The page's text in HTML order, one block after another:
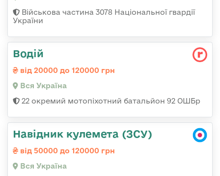
Військова частина 3078 Національної гвардії
України
Водій
від 20000 до 120000 грн
Вся Україна
22 окремий мотопіхотний батальйон 92 ОШБр
Навідник кулемета (ЗСУ)
від 50000 до 120000 грн
Вся Україна